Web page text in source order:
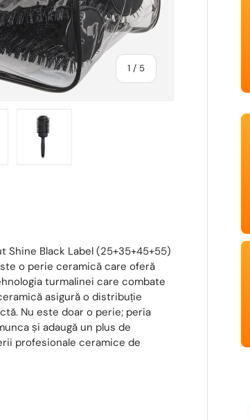
1 / 5
Shine Black Label (25+35+45+55)
o perie ceramică care oferă
turmalinei care combate
asigură o distribuție
Nu este doar o perie; peria
și adaugă un plus de
profesionale ceramice de